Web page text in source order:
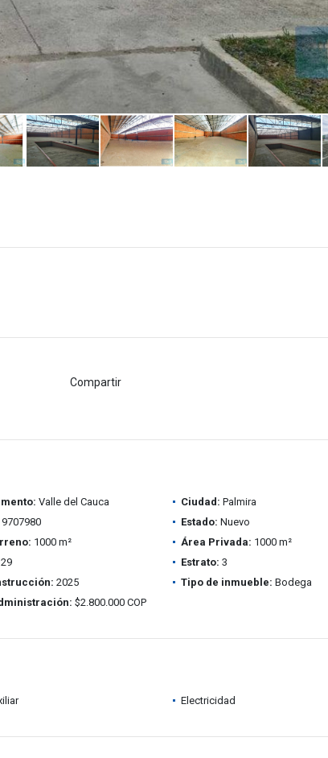
Compartir
Valle del Cauca Ciudad: Palmira
9707980 Estado: Nuevo
1000 m² Área Privada: 1000 m²
29 Estrato: 3
2025 Tipo de inmueble: Bodega
$2.800.000 COP
Electricidad